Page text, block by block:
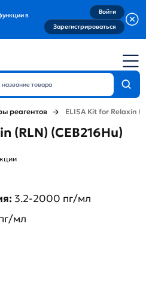
в
Войти
Зарегистрироваться
реагентов ELISA Kit for Relaxin
(RLN) (CEB216Hu)
3.2-2000 пг/мл
мл